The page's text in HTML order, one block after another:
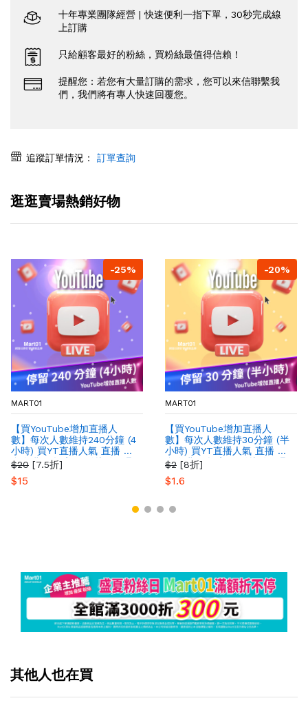
十年專業團隊經營 | 快速便利一指下單，30秒完成線
上訂購
只給顧客最好的粉絲，買粉絲最值得信賴！
提醒您：若您有大量訂購的需求，您可以來信聯繫我
們，我們將有專人快速回覆您。
追蹤訂單情況： 訂單查詢
逛逛賣場熱銷好物
-25%
MART01
【買YouTube增加直播人
數】每次人數維持240分鐘 (4
小時) 買YT直播人氣 直播 最
多人購買 提高YT影片粉絲曝
光量
$20 [7.5折]
$15
-20%
MART01
【買YouTube增加直播人
數】每次人數維持30分鐘 (半
小時) 買YT直播人氣 直播 最
多人購買 提高YT影片粉絲曝
光量
$2 [8折]
$1.6
其他人也在買